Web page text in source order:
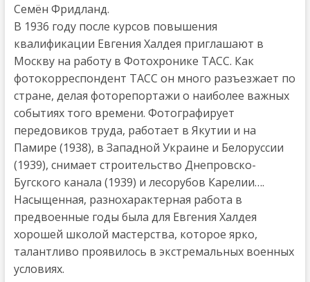
Семён Фридланд.
В 1936 году после курсов повышения
квалификации Евгения Халдея приглашают в
Москву на работу в Фотохронике ТАСС. Как
фотокорреспондент ТАСС он много разъезжает по
стране, делая фоторепортажи о наиболее важных
событиях того времени. Фотографирует
передовиков труда, работает в Якутии и на
Памире (1938), в Западной Украине и Белоруссии
(1939), снимает строительство Днепровско-
Бугского канала (1939) и лесорубов Карелии….
Насыщенная, разнохарактерная работа в
предвоенные годы была для Евгения Халдея
хорошей школой мастерства, которое ярко,
талантливо проявилось в экстремальных военных
условиях.